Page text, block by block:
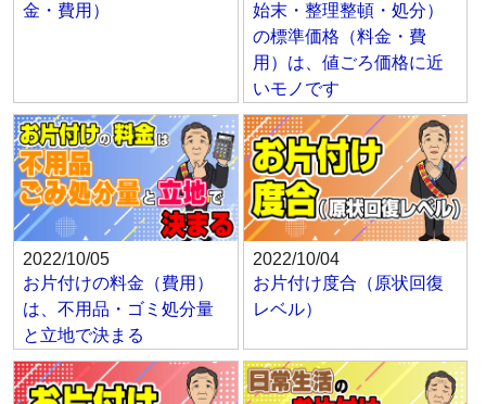
金・費用）
始末・整理整頓・処分）
の標準価格（料金・費
用）は、値ごろ価格に近
いモノです
2022/10/05
お片付けの料金（費用）
は、不用品・ゴミ処分量
と立地で決まる
2022/10/04
お片付け度合（原状回復
レベル）